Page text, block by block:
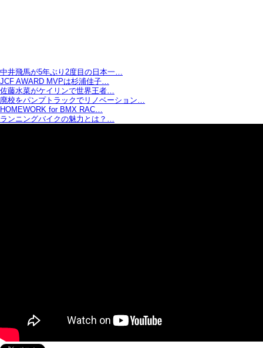
中井飛馬が5年ぶり2度目の日本一…
JCF AWARD MVPは杉浦佳子…
佐藤水菜がケイリンで世界王者…
廃校をパンプトラックでリノベーション…
HOMEWORK for BMX RAC…
ランニングバイクの魅力とは？…